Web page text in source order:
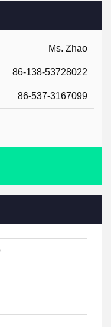
Ms. Zhao
86-138-53728022
86-537-3167099